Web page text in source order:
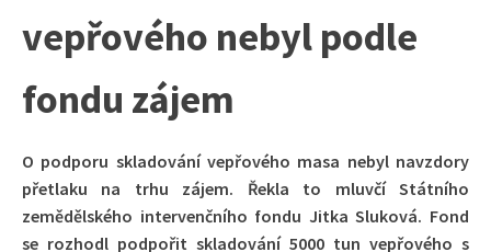
vepřového nebyl podle
fondu zájem
O podporu skladování vepřového masa nebyl navzdory
přetlaku na trhu zájem. Řekla to mluvčí Státního
zemědělského intervenčního fondu Jitka Sluková. Fond
se rozhodl podpořit skladování 5000 tun vepřového s